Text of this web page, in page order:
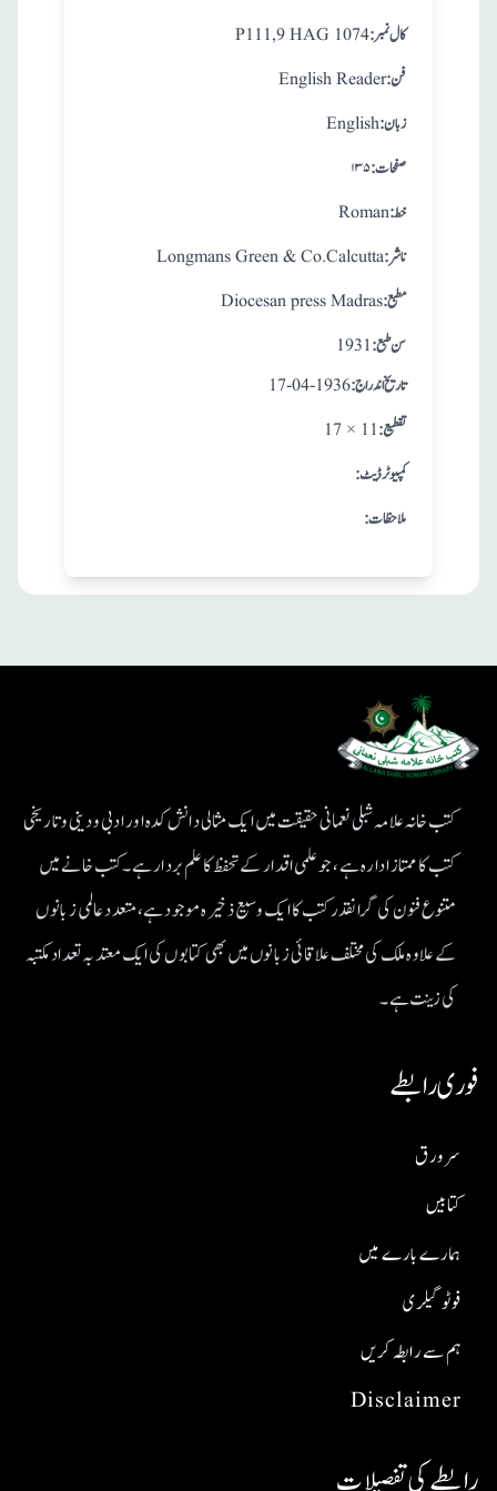
P111,9 HAG 1074:کال نمبر
English Reader :فن
English:زبان
۱۳۵:صفحات
Roman:خط
Longmans Green & Co.Calcutta :ناشر
Diocesan press Madras:مطبع
1931 : سن طبع
17-04-1936: تاريخ اندراج
17 × 11 :تقطيع
:کمپیوٹر ڈیٹ
:ملاحظات
کتب خانہ علامہ شبلی نعمانی حقیقت میں ایک مثالی دانش کدہ اور ادبی ودینی و تاریخی
کتب کا ممتاز ادارہ ہے، جو علمی اقدار کے تحفظ کا علم بردار ہے۔کتب خانے میں
متنوع فنون کی گرانقدر کتب کا ایک وسیع ذخیرہ موجود ہے، متعدد عالمی زبانوں
کے علاوہ ملک کی مختلف علاقائی زبانوں میں بھی کتابوں کی ایک معتد بہ تعداد مکتبہ
کی زینت ہے۔
فوری رابطے
Disclaimer
ہم سے رابطہ کریں
فوٹو گیلری
ہمارے بارے میں
کتابیں
سر ورق
رابطے کی تفصیلات